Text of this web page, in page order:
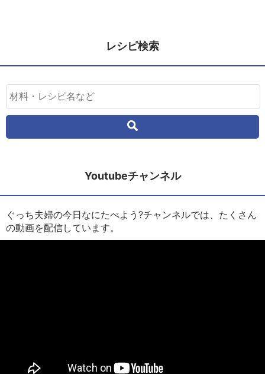
レシピ検索
Youtubeチャンネル
ぐっち夫婦の今日なにたべよう?チャンネルでは、たくさん
の動画を配信しています。